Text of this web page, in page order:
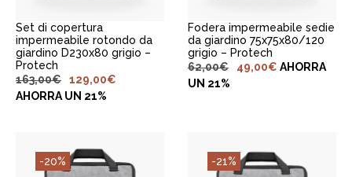
Set di copertura
impermeabile rotondo da
giardino D230x80 grigio –
Protech
163,00€ 129,00€
AHORRA UN 21%
Fodera impermeabile sedie
da giardino 75x75x80/120
grigio – Protech
62,00€ 49,00€ AHORRA
UN 21%
-20% -21%